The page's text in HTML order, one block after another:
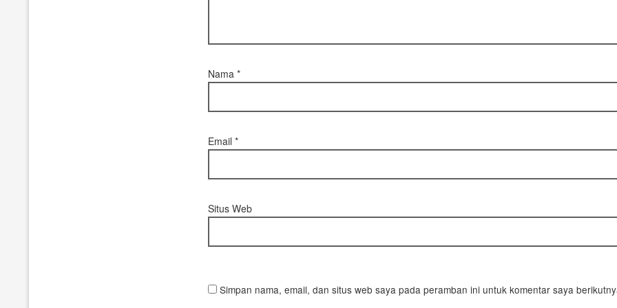
Nama*
Email*
Situs Web
Simpan nama, email, dan situs web saya pada peramban ini untuk komentar saya